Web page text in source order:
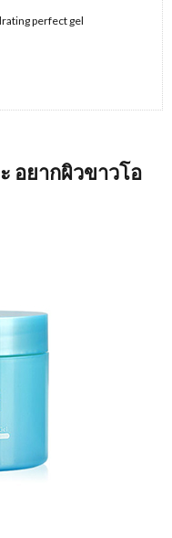
perfect gel
อยากผิวขาวโอ